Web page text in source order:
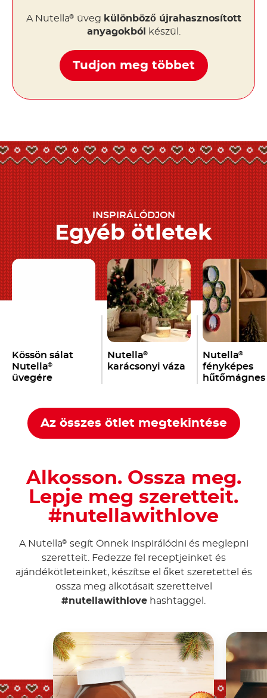
A Nutella® üveg különböző újrahasznosított
anyagokból
készül.
Tudjon meg többet
INSPIRÁLÓDJON
Egyéb ötletek
Kössön sálat
Nutella®
üvegére
Nutella®
karácsonyi váza
Nutella®
fényképes
hűtőmágnes
Az összes ötlet megtekintése
Alkosson. Ossza meg.
Lepje meg szeretteit.
#nutellawithlove
A Nutella® segít Önnek inspirálódni és meglepni
szeretteit. Fedezze fel receptjeinket és
ajándékötleteinket, készítse el őket szeretettel és
ossza meg alkotásait szeretteivel
#nutellawithlove hashtaggel.